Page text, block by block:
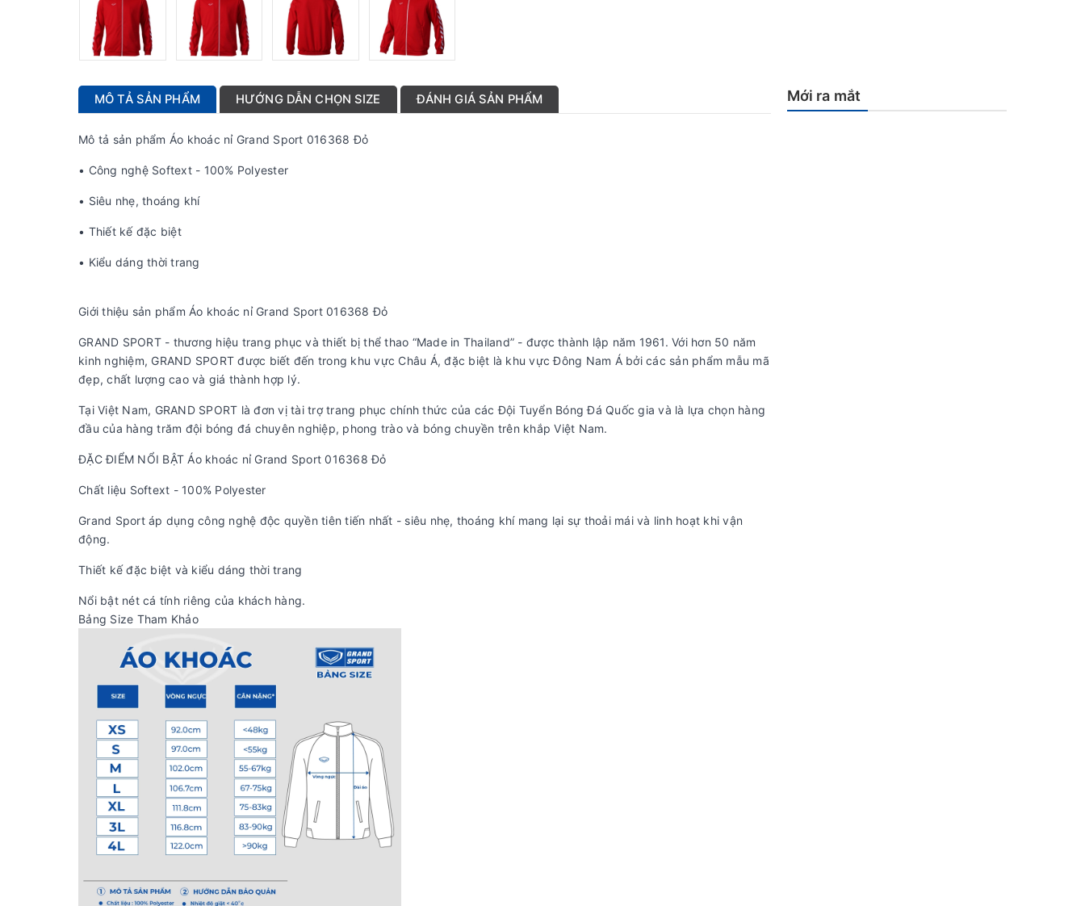
MÔ TẢ SẢN PHẨM HƯỚNG DẪN CHỌN SIZE ĐÁNH GIÁ SẢN PHẨM
Mô tả sản phẩm Áo khoác nỉ Grand Sport 016368 Đỏ
• Công nghệ Softext - 100% Polyester
• Siêu nhẹ, thoáng khí
• Thiết kế đặc biệt
• Kiểu dáng thời trang
Giới thiệu sản phẩm Áo khoác nỉ Grand Sport 016368 Đỏ
GRAND SPORT - thương hiệu trang phục và thiết bị thể thao “Made in Thailand” - được thành lập năm 1961. Với hơn 50 năm
kinh nghiệm, GRAND SPORT được biết đến trong khu vực Châu Á, đặc biệt là khu vực Đông Nam Á bởi các sản phẩm mẫu mã
đẹp, chất lượng cao và giá thành hợp lý.
Tại Việt Nam, GRAND SPORT là đơn vị tài trợ trang phục chính thức của các Đội Tuyển Bóng Đá Quốc gia và là lựa chọn hàng
đầu của hàng trăm đội bóng đá chuyên nghiệp, phong trào và bóng chuyền trên khắp Việt Nam.
ĐẶC ĐIỂM NỔI BẬT Áo khoác nỉ Grand Sport 016368 Đỏ
Chất liệu Softext - 100% Polyester
Grand Sport áp dụng công nghệ độc quyền tiên tiến nhất - siêu nhẹ, thoáng khí mang lại sự thoải mái và linh hoạt khi vận
động.
Thiết kế đặc biệt và kiểu dáng thời trang
Nổi bật nét cá tính riêng của khách hàng.
Bảng Size Tham Khảo
Mới ra mắt